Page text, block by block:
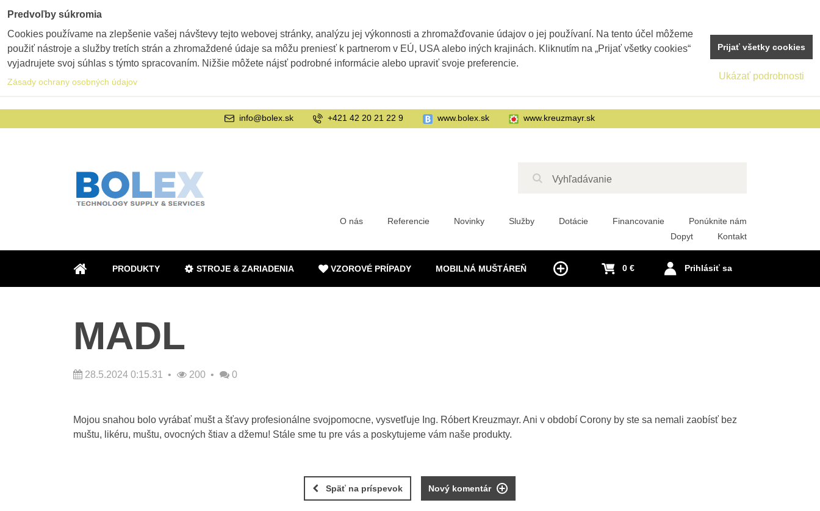
ÚVOD
PRODUKTY STROJE & ZARIADENIA VZOROVÉ PRÍPADY MOBILNÁ MUŠTÁREŇ
O nás Referencie Novinky Služby Dotácie Financovanie
Ponúknite nám
Dopyt
Kontakt
Prihlásiť sa
0 €
info@bolex.sk +421 42 20 21 22 9 www.bolex.sk www.kreuzmayr.sk
MADL
28.5.2024 0:15.31 200 0
Mojou snahou bolo vyrábať mušt a šťavy profesionálne svojpomocne, vysvetľuje Ing. Róbert Kreuzmayr. Ani v období Corony by ste sa nemali zaobísť bez
muštu, likéru, muštu, ovocných štiav a džemu! Stále sme tu pre vás a poskytujeme vám naše produkty.
Späť na príspevok Nový komentár
Predvoľby súkromia
Cookies používame na zlepšenie vašej návštevy tejto webovej stránky, analýzu jej výkonnosti a zhromažďovanie údajov o jej používaní. Na tento účel môžeme
použiť nástroje a služby tretích strán a zhromaždené údaje sa môžu preniesť k partnerom v EÚ, USA alebo iných krajinách. Kliknutím na „Prijať všetky cookies“
vyjadrujete svoj súhlas s týmto spracovaním. Nižšie môžete nájsť podrobné informácie alebo upraviť svoje preferencie.
Zásady ochrany osobných údajov
Ukázať podrobnosti
Prijať všetky cookies